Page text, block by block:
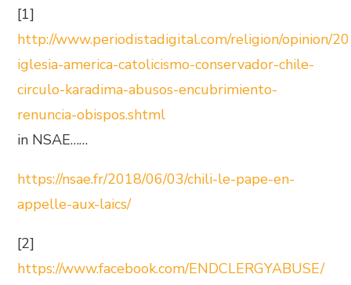
[1]
http://www.periodistadigital.com/religion/opinion/
iglesia-america-catolicismo-conservador-chile-
circulo-karadima-abusos-encubrimiento-
renuncia-obispos.shtml
in NSAE……
https://nsae.fr/2018/06/03/chili-le-pape-en-
appelle-aux-laics/
[2]
https://www.facebook.com/ENDCLERGYABUSE/